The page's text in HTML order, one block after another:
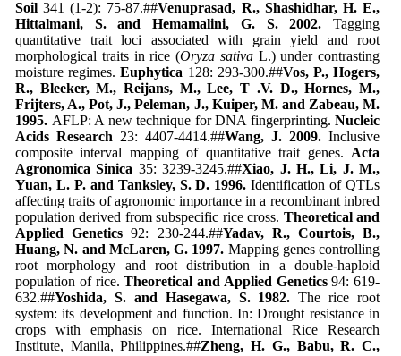
Soil 341 (1-2): 75-87.##Venuprasad, R., Shashidhar, H. E.,
Hittalmani, S. and Hemamalini, G. S. 2002. Tagging
quantitative trait loci associated with grain yield and root
morphological traits in rice (Oryza sativa L.) under contrasting
moisture regimes.Euphytica 128: 293-300.##Vos, P., Hogers,
R., Bleeker, M., Reijans, M., Lee, T .V. D., Hornes, M.,
Frijters, A., Pot, J., Peleman, J., Kuiper, M. and Zabeau, M.
1995. AFLP: A new technique for DNA fingerprinting. Nucleic
Acids Research 23: 4407-4414.##Wang, J. 2009. Inclusive
composite interval mapping of quantitative trait genes. Acta
Agronomica Sinica 35: 3239-3245.##Xiao, J. H., Li, J. M.,
Yuan, L. P. and Tanksley, S. D. 1996. Identification of QTLs
affecting traits of agronomic importance in a recombinant inbred
population derived from subspecific rice cross. Theoretical and
Applied Genetics 92: 230-244.##Yadav, R., Courtois, B.,
Huang, N. and McLaren, G. 1997. Mapping genes controlling
root morphology and root distribution in a double-haploid
population of rice.Theoretical and Applied Genetics94: 619-
632.##Yoshida, S. and Hasegawa, S. 1982. The rice root
system: its development and function. In: Drought resistance in
crops with emphasis on rice. International Rice Research
Institute, Manila, Philippines.##Zheng, H. G., Babu, R. C.,